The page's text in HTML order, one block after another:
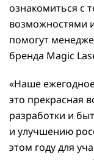
ознакомиться с
возможностями
помогут
бренда Magic
«Наше
это прекрасная
разработки и
и улучшению
этом году для